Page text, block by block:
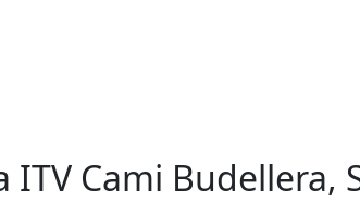
Cami Budellera,